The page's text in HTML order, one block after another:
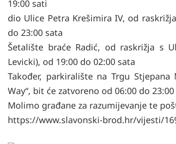
19:00 sati
dio Ulice Petra Krešimira IV, od
do 23:00 sata
Šetalište braće Radić, od raskrižja s
Levicki), od 19:00 do 02:00 sata
Također, parkiralište na Trgu
Way“, bit će zatvoreno od 06:00 do
Molimo građane za razumijevanje te
https://www.slavonski-brod.hr/vijesti/